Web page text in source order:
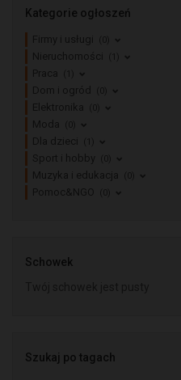
Kategorie ogłoszeń
Firmy i usługi (0)
Nieruchomości (1)
Praca (1)
Dom i ogród (0)
Elektronika (0)
Moda (0)
Dla dzieci (1)
Sport i hobby (0)
Muzyka i edukacja (0)
Pomoc&NGO (0)
Schowek
Szukaj po tagach